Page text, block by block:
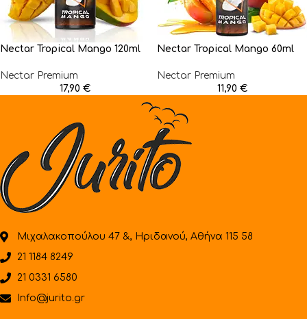
Nectar Tropical Mango 120ml
Nectar Premium
17,90 €
Nectar Tropical Mango 60ml
Nectar Premium
11,90 €
Μιχαλακοπούλου 47 &, Ηριδανού, Αθήνα 115 58
21 1184 8249
21 0331 6580
Info@jurito.gr